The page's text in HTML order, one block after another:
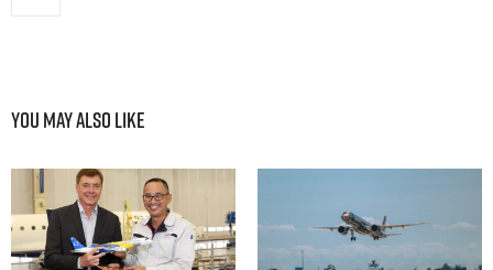
You May Also Like